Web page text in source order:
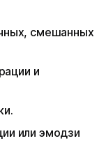
смешанных
и
или эмодзи